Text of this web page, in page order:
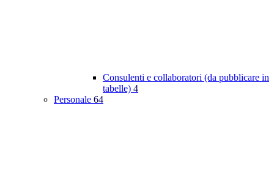
Consulenti e collaboratori (da pubblicare in
tabelle) 4
Personale 64